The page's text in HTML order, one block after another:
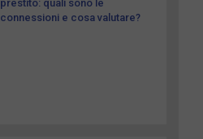
prestito: quali sono le
connessioni e cosa valutare?